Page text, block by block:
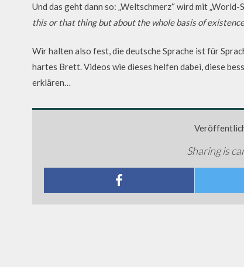
Und das geht dann so: „Weltschmerz“ wird mit
this or that thing but about the whole basis of
Wir halten also fest, die deutsche Sprache ist für
hartes Brett. Videos wie dieses helfen dabei, diese
erklären…
Sharing is